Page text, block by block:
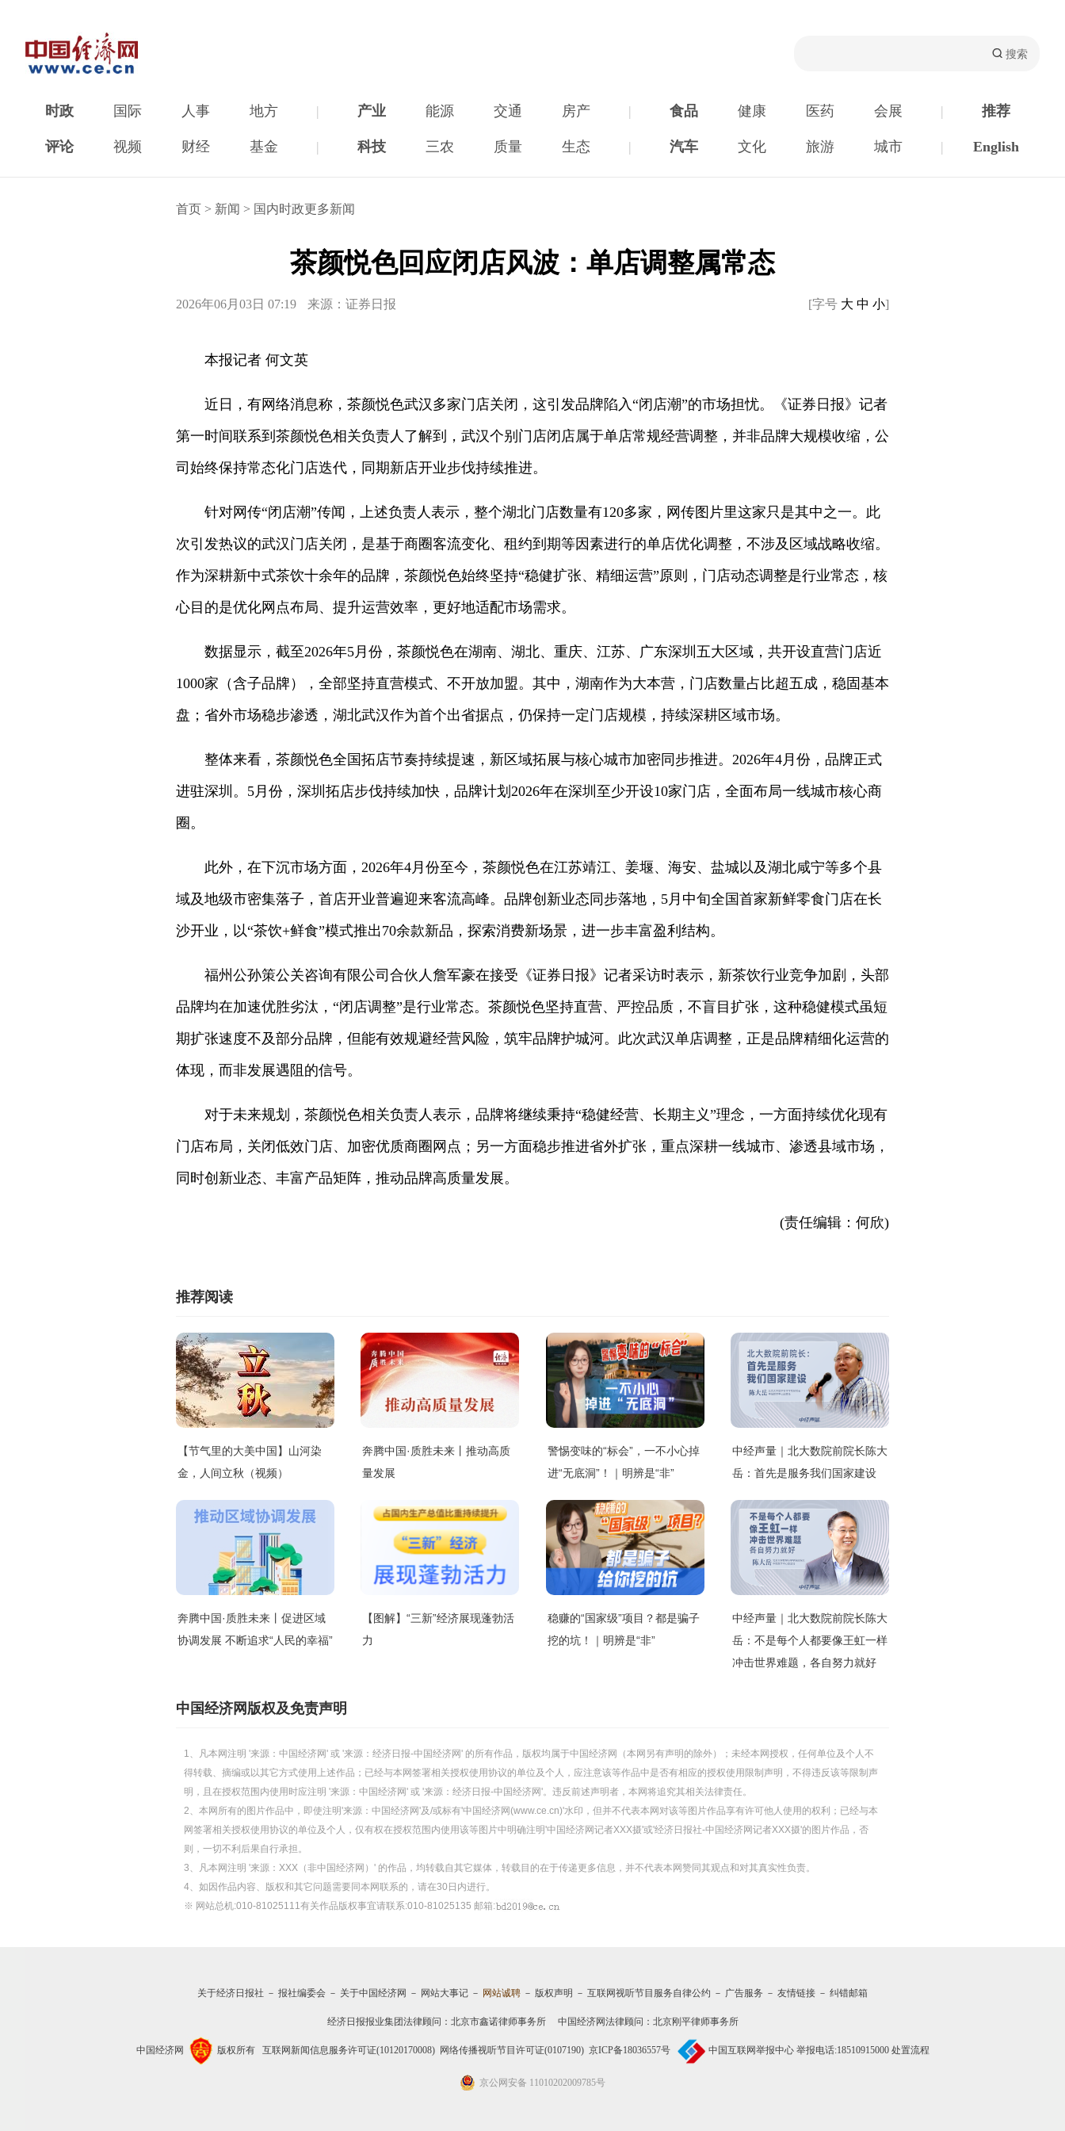
时政 国际 人事 地方 | 产业 能源 交通 房产 | 食品 健康 医药 会展 | 推荐
评论 视频 财经 基金 | 科技 三农 质量 生态 | 汽车 文化 旅游 城市 | English
首页 > 新闻 > 国内时政更多新闻
茶颜悦色回应闭店风波：单店调整属常态
2026年06月03日 07:19 来源：证券日报 [字号 大 中 小]
本报记者 何文英
近日，有网络消息称，茶颜悦色武汉多家门店关闭，这引发品牌陷入“闭店潮”的市场担忧。《证券日报》记者
第一时间联系到茶颜悦色相关负责人了解到，武汉个别门店闭店属于单店常规经营调整，并非品牌大规模收缩，公
司始终保持常态化门店迭代，同期新店开业步伐持续推进。
针对网传“闭店潮”传闻，上述负责人表示，整个湖北门店数量有120多家，网传图片里这家只是其中之一。此
次引发热议的武汉门店关闭，是基于商圈客流变化、租约到期等因素进行的单店优化调整，不涉及区域战略收缩。
作为深耕新中式茶饮十余年的品牌，茶颜悦色始终坚持“稳健扩张、精细运营”原则，门店动态调整是行业常态，核
心目的是优化网点布局、提升运营效率，更好地适配市场需求。
数据显示，截至2026年5月份，茶颜悦色在湖南、湖北、重庆、江苏、广东深圳五大区域，共开设直营门店近
1000家（含子品牌），全部坚持直营模式、不开放加盟。其中，湖南作为大本营，门店数量占比超五成，稳固基本
盘；省外市场稳步渗透，湖北武汉作为首个出省据点，仍保持一定门店规模，持续深耕区域市场。
整体来看，茶颜悦色全国拓店节奏持续提速，新区域拓展与核心城市加密同步推进。2026年4月份，品牌正式
进驻深圳。5月份，深圳拓店步伐持续加快，品牌计划2026年在深圳至少开设10家门店，全面布局一线城市核心商
圈。
此外，在下沉市场方面，2026年4月份至今，茶颜悦色在江苏靖江、姜堰、海安、盐城以及湖北咸宁等多个县
域及地级市密集落子，首店开业普遍迎来客流高峰。品牌创新业态同步落地，5月中旬全国首家新鲜零食门店在长
沙开业，以“茶饮+鲜食”模式推出70余款新品，探索消费新场景，进一步丰富盈利结构。
福州公孙策公关咨询有限公司合伙人詹军豪在接受《证券日报》记者采访时表示，新茶饮行业竞争加剧，头部
品牌均在加速优胜劣汰，“闭店调整”是行业常态。茶颜悦色坚持直营、严控品质，不盲目扩张，这种稳健模式虽短
期扩张速度不及部分品牌，但能有效规避经营风险，筑牢品牌护城河。此次武汉单店调整，正是品牌精细化运营的
体现，而非发展遇阻的信号。
对于未来规划，茶颜悦色相关负责人表示，品牌将继续秉持“稳健经营、长期主义”理念，一方面持续优化现有
门店布局，关闭低效门店、加密优质商圈网点；另一方面稳步推进省外扩张，重点深耕一线城市、渗透县域市场，
同时创新业态、丰富产品矩阵，推动品牌高质量发展。
(责任编辑：何欣)
推荐阅读
【节气里的大美中国】山河染
金，人间立秋（视频）
奔腾中国·质胜未来丨推动高质
量发展
警惕变味的“标会”，一不小心掉
进“无底洞”！｜明辨是“非”
中经声量｜北大数院前院长陈大
岳：首先是服务我们国家建设
奔腾中国·质胜未来丨促进区域
协调发展 不断追求“人民的幸福”
【图解】“三新”经济展现蓬勃活
力
稳赚的“国家级”项目？都是骗子
挖的坑！｜明辨是“非”
中经声量｜北大数院前院长陈大
岳：不是每个人都要像王虹一样
冲击世界难题，各自努力就好
中国经济网版权及免责声明
1、凡本网注明 '来源：中国经济网' 或 '来源：经济日报-中国经济网' 的所有作品，版权均属于中国经济网（本网另有声明的除外）；未经本网授权，任何单位及个人不
得转载、摘编或以其它方式使用上述作品；已经与本网签署相关授权使用协议的单位及个人，应注意该等作品中是否有相应的授权使用限制声明，不得违反该等限制声
明，且在授权范围内使用时应注明 '来源：中国经济网' 或 '来源：经济日报-中国经济网'。违反前述声明者，本网将追究其相关法律责任。
2、本网所有的图片作品中，即使注明'来源：中国经济网'及/或标有'中国经济网(www.ce.cn)'水印，但并不代表本网对该等图片作品享有许可他人使用的权利；已经与本
网签署相关授权使用协议的单位及个人，仅有权在授权范围内使用该等图片中明确注明'中国经济网记者XXX摄'或'经济日报社-中国经济网记者XXX摄'的图片作品，否
则，一切不利后果自行承担。
3、凡本网注明 '来源：XXX（非中国经济网）' 的作品，均转载自其它媒体，转载目的在于传递更多信息，并不代表本网赞同其观点和对其真实性负责。
4、如因作品内容、版权和其它问题需要同本网联系的，请在30日内进行。
※ 网站总机:010-81025111有关作品版权事宜请联系:010-81025135 邮箱:
关于经济日报社 － 报社编委会 － 关于中国经济网 － 网站大事记 － 网站诚聘 － 版权声明 － 互联网视听节目服务自律公约 － 广告服务 － 友情链接 － 纠错邮箱
经济日报报业集团法律顾问： 北京市鑫诺律师事务所中国经济网法律顾问：北京刚平律师事务所
中国经济网 版权所有 互联网新闻信息服务许可证(10120170008) 网络传播视听节目许可证(0107190) 京ICP备18036557号 中国互联网举报中心举报电话:18510915000 处置流程
京公网安备 11010202009785号